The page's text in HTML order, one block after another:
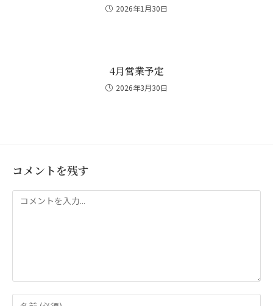
2026年1月30日
4月営業予定
2026年3月30日
コメントを残す